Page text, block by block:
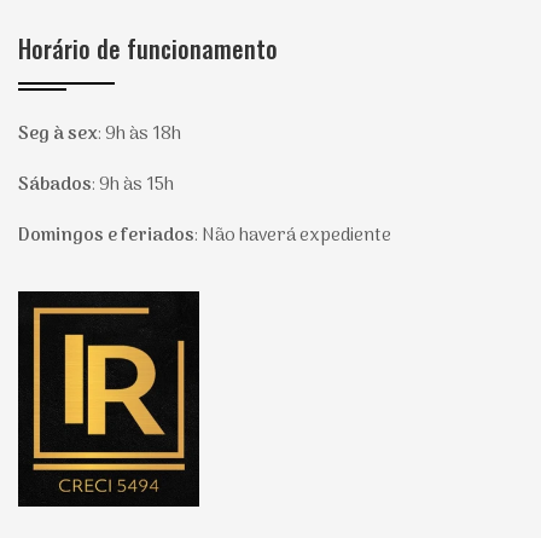
Horário de funcionamento
Seg à sex:9h às 18h
Sábados:9h às 15h
Domingos e feriados: Não haverá expediente
Página inicial